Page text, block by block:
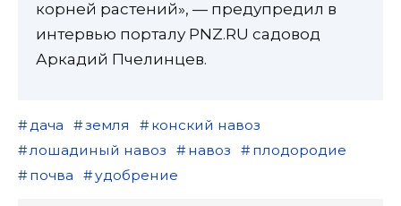
корней растений», — предупредил в
интервью порталу PNZ.RU садовод
Аркадий Пчелинцев.
дача земля
конский навоз
лошадиный навоз
навоз
плодородие
почва
удобрение